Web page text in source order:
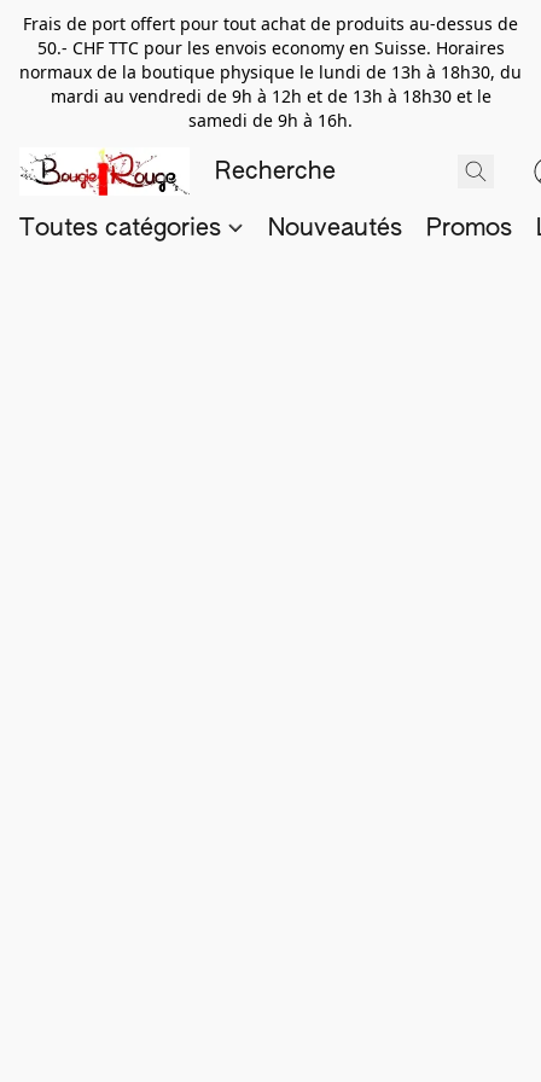
Frais de port offert pour tout achat de produits au-dessus de
50.- CHF TTC pour les envois economy en Suisse. Horaires
normaux de la boutique physique le lundi de 13h à 18h30, du
mardi au vendredi de 9h à 12h et de 13h à 18h30 et le
samedi de 9h à 16h.
Toutes catégories Nouveautés Promos